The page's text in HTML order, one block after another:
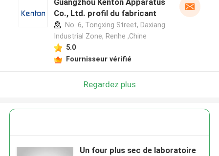
Guangzhou Kenton Apparatus
Co., Ltd. profil du fabricant
No. 6, Tongxing Street, Daxiang
Industrial Zone, Renhe ,Chine
5.0
Fournisseur vérifié
Regardez plus
Un four plus sec de laboratoire